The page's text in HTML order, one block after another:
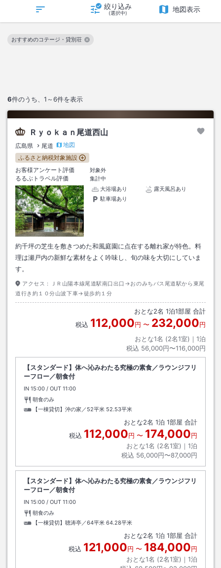
絞り込み
(選択中) 地図表示
6件のうち、 1～6件を表示
おすすめのコテージ・貸別荘
この絞り込み条件を解除
Ｒｙｏｋａｎ尾道西山
広島県 尾道
地図
ふるさと納税対象施設
お客様アンケート評価
対象外
るるぶトラベル評価
集計中
大浴場あり
露天風呂あり
駐車場あり
約千坪の芝生を敷きつめた和風庭園に点在する離れ家が特色。料
理は瀬戸内の新鮮な素材をよく吟味し、旬の味を大切にしていま
す。
アクセス：
ＪＲ山陽本線尾道駅南口出口→おのみちバス尾道駅から東尾
道行き約１０分山波下車→徒歩約１分
おとな2名 1泊1部屋 合計
税込 112,000円 〜 232,000円
おとな1名 (2名1室)｜ 1泊
税込 56,000円〜116,000円
【スタンダード】体へ沁みわたる究極の素食／ラウンジフリ
ーフロー／朝食付
IN チェックイン
15:00 / OUT チェックアウト
11:00
朝食のみ
【一棟貸切】沖の家／52平米 52.53平米
おとな2名 1泊 1部屋 合計
税込 112,000円 〜 174,000円
おとな1名 (2名1室)｜ 1泊
税込 56,000円〜87,000円
【スタンダード】体へ沁みわたる究極の素食／ラウンジフリ
ーフロー／朝食付
IN チェックイン
15:00 / OUT チェックアウト
11:00
朝食のみ
【一棟貸切】聴涛亭／64平米 64.28平米
おとな2名 1泊 1部屋 合計
税込 121,000円 〜 184,000円
おとな1名 (2名1室)｜ 1泊